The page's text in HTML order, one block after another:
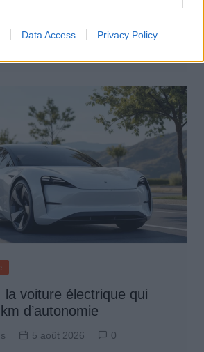
Data Access Privacy Policy
au bord du gouffre : crise
la voiture électrique qui
d’autonomie
5 août 2026 0